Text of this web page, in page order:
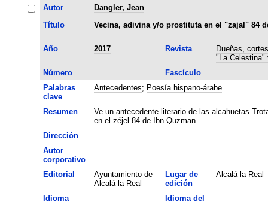
Autor
Dangler, Jean
Título
Vecina, adivina y/o prostituta en el "zajal" 84
Año 2017 Revista
Dueñas,
"La Celestina"
Número
Fascículo
Palabras
clave
Antecedentes; Poesía hispano-árabe
Resumen
Ve un antecedente literario de las alcahuetas
en el zéjel 84 de Ibn Quzman.
Dirección
Autor
corporativo
Editorial
Ayuntamiento de
Alcalá la Real
Lugar de
edición
Alcalá la Real
Idioma
Idioma del